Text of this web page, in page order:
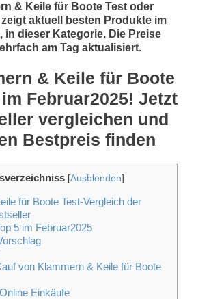
& Keile für Boote Test oder
aktuell besten Produkte im
in dieser Kategorie. Die Preise
am Tag aktualisiert.
& Keile für Boote
Februar2025! Jetzt
vergleichen und
Bestpreis finden
[Ausblenden]
für Boote Test-Vergleich der
5 im Februar2025
von Klammern & Keile für Boote
Einkäufe